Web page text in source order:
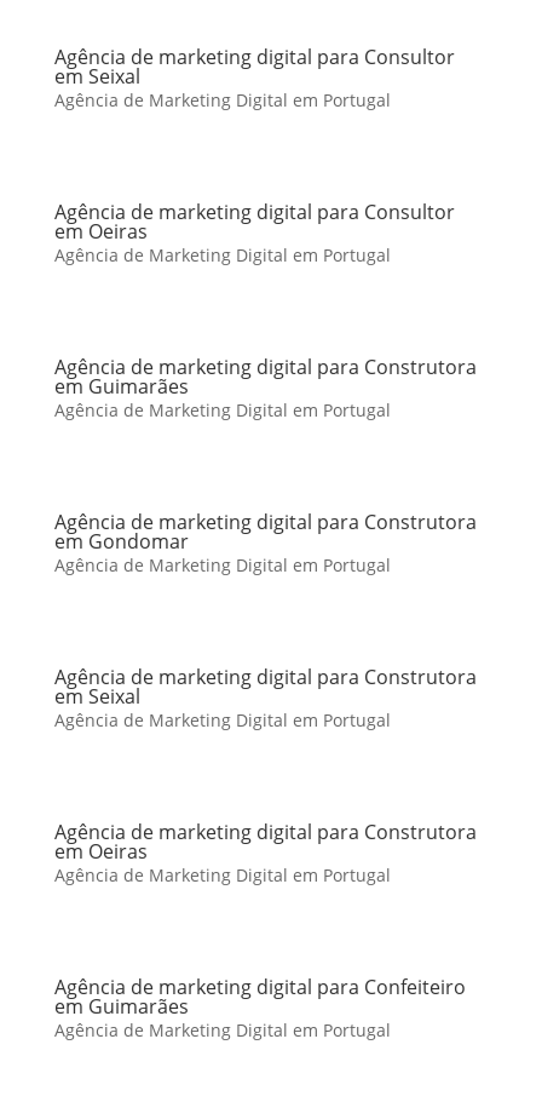
Agência de marketing digital para Consultor
em Seixal
Agência de Marketing Digital em Portugal
Agência de marketing digital para Consultor
em Oeiras
Agência de Marketing Digital em Portugal
Agência de marketing digital para Construtora
em Guimarães
Agência de Marketing Digital em Portugal
Agência de marketing digital para Construtora
em Gondomar
Agência de Marketing Digital em Portugal
Agência de marketing digital para Construtora
em Seixal
Agência de Marketing Digital em Portugal
Agência de marketing digital para Construtora
em Oeiras
Agência de Marketing Digital em Portugal
Agência de marketing digital para Confeiteiro
em Guimarães
Agência de Marketing Digital em Portugal